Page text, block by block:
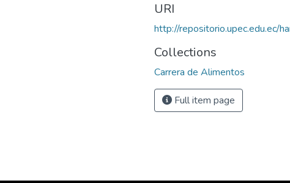
URI
http://
Collections
Carrera de Alimentos
Full item page